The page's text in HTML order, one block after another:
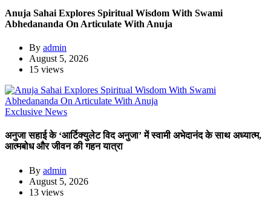
Anuja Sahai Explores Spiritual Wisdom With Swami
Abhedananda On Articulate With Anuja
By admin
August 5, 2026
15 views
Exclusive News
अनुजा सहाई के ‘आर्टिक्युलेट विद अनुजा’ में स्वामी अभेदानंद के साथ अध्यात्म,
आत्मबोध और जीवन की गहन यात्रा
By admin
August 5, 2026
13 views